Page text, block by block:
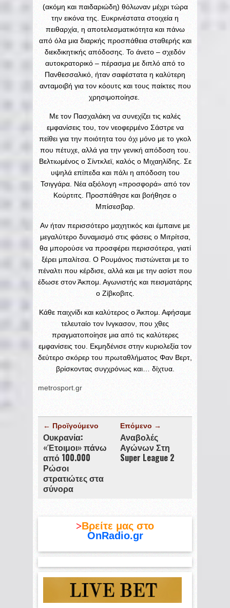
(ακόμη και παιδαριώδη) θόλωναν μέχρι τώρα
την εικόνα της. Ευκρινέστατα στοιχεία η
πειθαρχία, η αποτελεσματικότητα και πάνω
από όλα μια διαρκής προσπάθεια σταθερής και
διεκδικητικής απόδοσης. Το άνετο – σχεδόν
αυτοκρατορικό – πέρασμα με διπλό από το
Πανθεσσαλικό, ήταν σαφέστατα η καλύτερη
ανταμοιβή για τον κόουτς και τους παίκτες που
χρησιμοποίησε.
Με τον Πασχαλάκη να συνεχίζει τις καλές
εμφανίσεις του, τον νεοφερμένο Σάστρε να
πείθει για την ποιότητα του όχι μόνο με το γκολ
που πέτυχε, αλλά για την γενική απόδοση του.
Βελτιωμένος ο Σίντκλεϊ, καλός ο Μιχαηλίδης. Σε
υψηλά επίπεδα και πάλι η απόδοση του
Τσιγγάρα. Νέα αξιόλογη «προσφορά» από τον
Κούρτιτς. Προσπάθησε και βοήθησε ο
Μπίσεσβαρ.
Αν ήταν περισσότερο μαχητικός και έμπαινε με
μεγαλύτερο δυναμισμό στις φάσεις ο Μιτρίτσα,
θα μπορούσε να προσφέρει περισσότερα, γιατί
ξέρει μπαλίτσα. Ο Ρουμάνος πιστώνεται με το
πέναλτι που κέρδισε, αλλά και με την ασίστ που
έδωσε στον Άκπομ. Αγωνιστής και πεισματάρης
ο Ζίβκοβιτς.
Κάθε παιχνίδι και καλύτερος ο Άκπομ. Αφήσαμε
τελευταίο τον Ινγκασον, που χθες
πραγματοποίησε μια από τις καλύτερες
εμφανίσεις του. Εκμηδένισε στην κυριολεξία τον
δεύτερο σκόρερ του πρωταθλήματος Φαν Βερτ,
βρίσκοντας συγχρόνως και… δίχτυα.
metrosport.gr
← Προϊγούμενο
Ουκρανία:
«Έτοιμοι» πάνω
από 100.000
Ρώσοι
στρατιώτες στα
σύνορα
Επόμενο →
Αναβολές
Αγώνων Στη
Super League 2
>Βρείτε μας στο
OnRadio.gr